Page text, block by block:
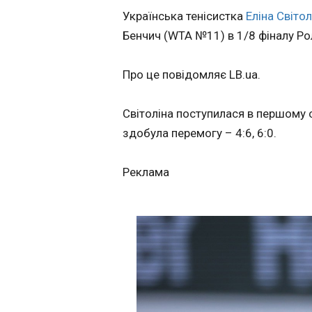
Протистояння
поборяться за
Світоліна,
Українська тенісистка Еліна
Бенчич (WTA №11) в 1/8 фіналу
Про це повідомляє LB.ua.
Світоліна поступилася в першому
здобула перемогу – 4:6, 6:0.
Реклама